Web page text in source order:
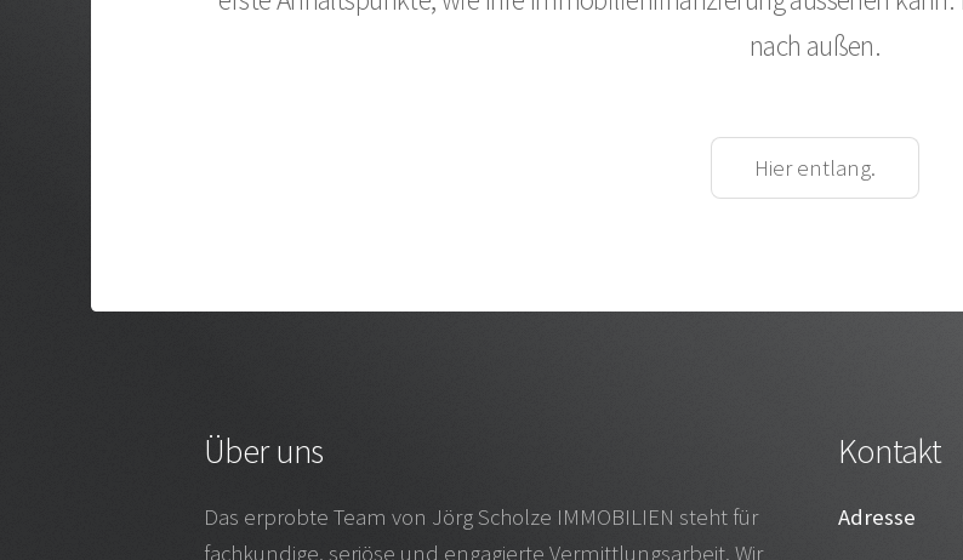
nach außen.
Hier entlang.
Über uns
Das erprobte Team von Jörg Scholze IMMOBILIEN steht für
fachkundige, seriöse und engagierte Vermittlungsarbeit. Wir
Kontakt
Adresse